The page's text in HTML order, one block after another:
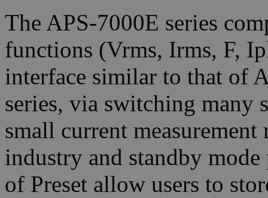
The APS-7000E series
functions (Vrms, Irms, F,
interface similar to that of
series, via switching many
small current
industry and standby
of Preset allow users to